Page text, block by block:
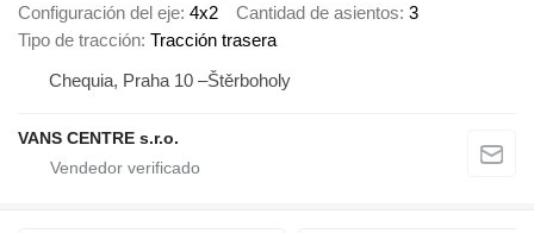
Configuración del eje 4x2 Cantidad de asientos 3
Tipo de tracción Tracción trasera
Chequia, Praha 10 –Štěrboholy
VANS CENTRE s.r.o.